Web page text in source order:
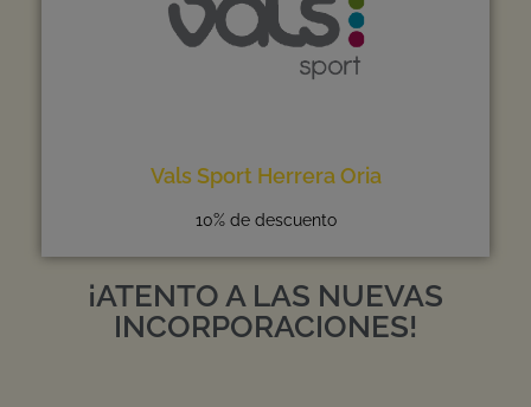
Vals Sport Herrera Oria
10% de descuento
¡ATENTO A LAS NUEVAS
INCORPORACIONES!